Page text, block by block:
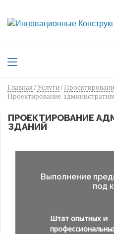
Главная / Услуги /
Проектирование
ПРОЕКТИРОВАНИЕ
ЗДАНИЙ
Выполнение
под
Штат опытных и